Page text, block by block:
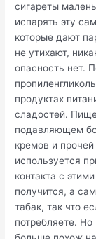
сигареты
испарять эту
которые дают
не утихают,
опасность нет.
продуктах
сладостей.
подавляющем
кремов и
используется
контакта с
получится, а
табак, так что
потребляете.